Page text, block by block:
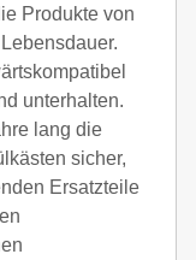
Produkte von
unterhalten.
lang die
sicher,
Ersatzteile